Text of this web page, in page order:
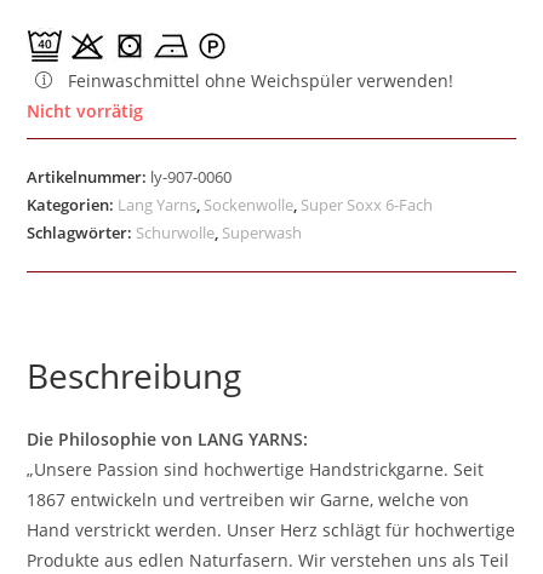
Feinwaschmittel ohne Weichspüler verwenden!
Nicht vorrätig
Artikelnummer: ly-907-0060
Kategorien: Lang Yarns Sockenwolle Super Soxx 6-Fach
Schlagwörter: Schurwolle Superwash
Beschreibung
Die Philosophie von LANG YARNS:
„Unsere Passion sind hochwertige Handstrickgarne. Seit
1867 entwickeln und vertreiben wir Garne, welche von
Hand verstrickt werden. Unser Herz schlägt für hochwertige
Produkte aus edlen Naturfasern. Wir verstehen uns als Teil